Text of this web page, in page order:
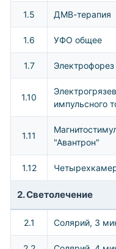
1.5 ДМВ-терапия
1.6 УФО общее
1.7
1.10
импульсного
1.11
"Авантрон"
1.12
2. Светолечение
2.1 Солярий, 3